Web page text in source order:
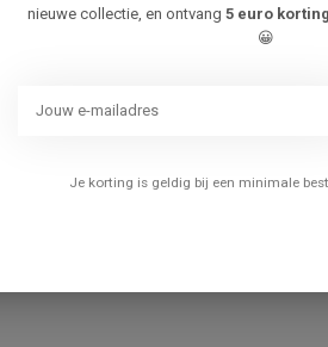
nieuwe collectie, en ontvang 5 euro korting
😀
Je korting is geldig bij een minimale